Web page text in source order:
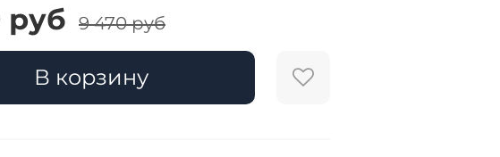
руб 9 470 руб
В корзину